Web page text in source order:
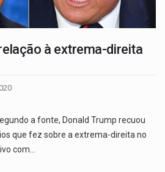
à extrema-direita
a fonte, Donald Trump recuou
que fez sobre a extrema-direita no
com…